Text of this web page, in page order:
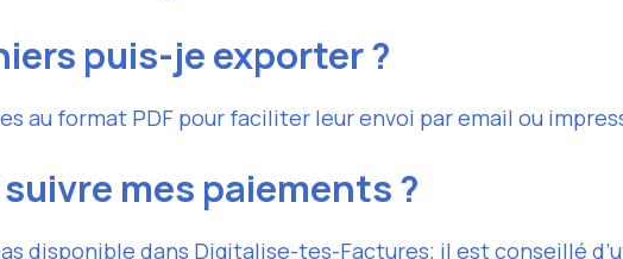
puis-je exporter ?
au format PDF pour faciliter leur envoi par email ou
mes paiements ?
disponible dans Digitalise-tes-Factures; il est conseillé